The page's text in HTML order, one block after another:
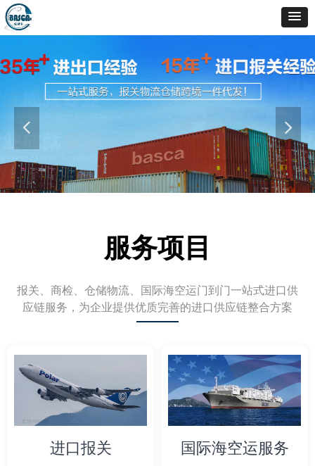
服务项目
报关、商检、仓储物流、国际海空运门到门一站式进口供
应链服务，为企业提供优质完善的进口供应链整合方案
进口报关 国际海空运服务
넳 넲